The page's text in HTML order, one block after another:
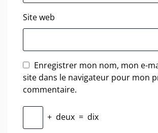
Site web
Enregistrer mon nom, mon e-
site dans le navigateur pour mon
commentaire.
+ deux = dix